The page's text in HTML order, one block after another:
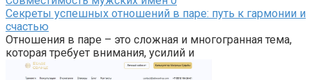
Секреты успешных отношений в паре: путь к гармонии и
счастью
Отношения в паре – это сложная и многогранная тема,
которая требует внимания, усилий и